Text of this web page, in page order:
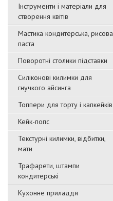
Інструменти і матеріали для
створення квітів
Мастика кондитерська, рисова
паста
Поворотні столики підставки
Силіконові килимки для
гнучкого айсинга
Топпери для торту і капкейків
Кейк-попс
Текстурні килимки, відбитки,
мати
Трафарети, штампи
кондитерські
Кухонне приладдя